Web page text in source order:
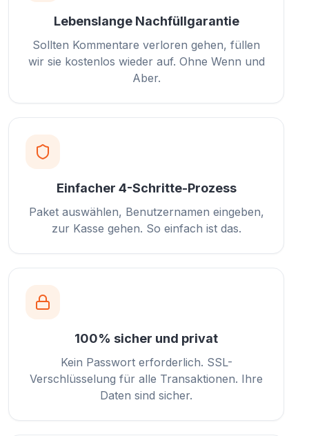
Lebenslange Nachfüllgarantie
Sollten Kommentare verloren gehen, füllen
wir sie kostenlos wieder auf. Ohne Wenn und
Aber.
Einfacher 4-Schritte-Prozess
Paket auswählen, Benutzernamen eingeben,
zur Kasse gehen. So einfach ist das.
100% sicher und privat
Kein Passwort erforderlich. SSL-
Verschlüsselung für alle Transaktionen. Ihre
Daten sind sicher.